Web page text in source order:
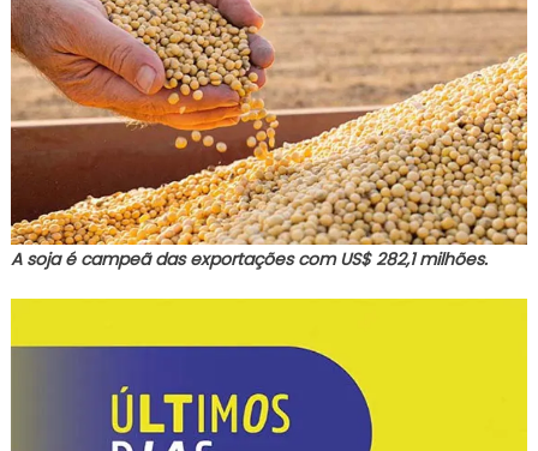
A soja é campeã das exportações com US$ 282,1 milhões.